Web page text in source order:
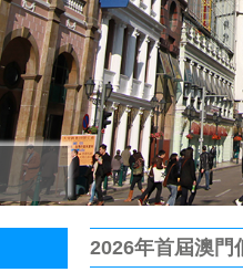
2026年首屆澳門